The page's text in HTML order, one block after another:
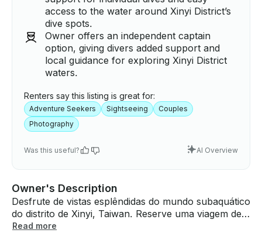
access to the water around Xinyi District’s
dive spots.
Owner offers an independent captain
option, giving divers added support and
local guidance for exploring Xinyi District
waters.
Renters say this listing is great for:
Adventure Seekers Sightseeing
Couples
Photography
Was this useful? AI Overview
Owner's Description
Desfrute de vistas esplêndidas do mundo subaquático
do distrito de Xinyi, Taiwan. Reserve uma viagem de
mergulho por apenas $2.500 TWD por pessoa para
Read more